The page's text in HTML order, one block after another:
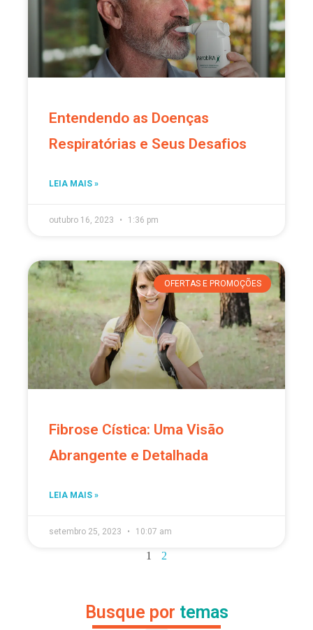
Entendendo as Doenças
Respiratórias e Seus Desafios
LEIA MAIS »
outubro 16, 2023 1:36 pm
OFERTAS E PROMOÇÕES
Fibrose Cística: Uma Visão
Abrangente e Detalhada
LEIA MAIS »
setembro 25, 2023 10:07 am
1 2
Busque por temas